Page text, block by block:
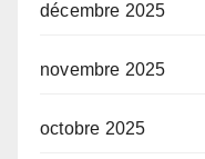
décembre 2025
novembre 2025
octobre 2025